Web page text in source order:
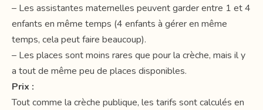
– Les assistantes maternelles peuvent garder entre 1 et 4
enfants en même temps (4 enfants à gérer en même
temps, cela peut faire beaucoup).
– Les places sont moins rares que pour la crèche, mais il y
a tout de même peu de places disponibles.
Prix :
Tout comme la crèche publique, les tarifs sont calculés en